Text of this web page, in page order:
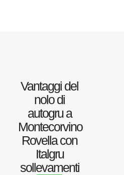
Vantaggi del
nolo di
autogru a
Montecorvino
Rovella con
Italgru
sollevamenti